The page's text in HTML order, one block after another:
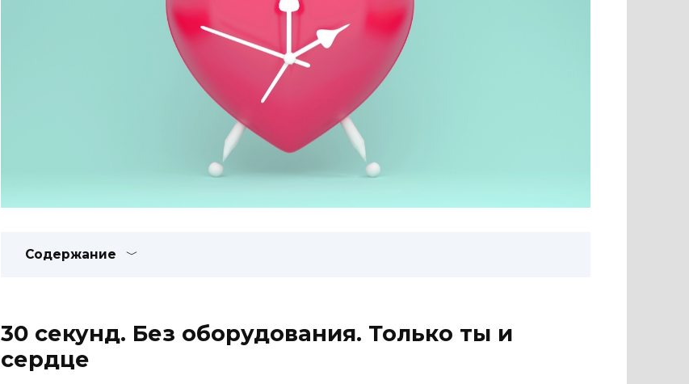
Содержание
30 секунд. Без оборудования. Только ты и
сердце